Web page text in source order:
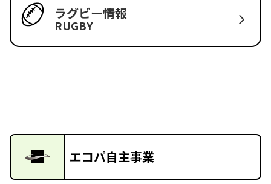
ラグビー情報
RUGBY
エコパ自主事業